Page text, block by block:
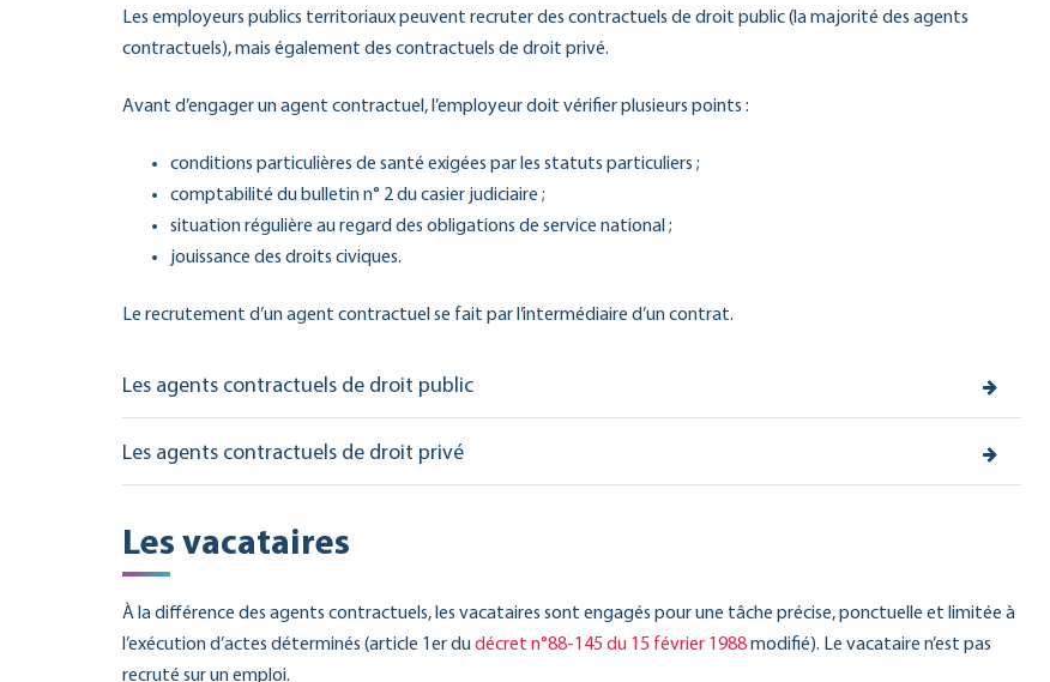
Les employeurs publics territoriaux peuvent recruter des contractuels de droit public (la majorité des agents
contractuels), mais également des contractuels de droit privé.
Avant d’engager un agent contractuel, l’employeur doit vérifier plusieurs points :
conditions particulières de santé exigées par les statuts particuliers ;
comptabilité du bulletin n° 2 du casier judiciaire ;
situation régulière au regard des obligations de service national ;
jouissance des droits civiques.
Le recrutement d’un agent contractuel se fait par l’intermédiaire d’un contrat.
Les agents contractuels de droit public
Les agents contractuels de droit privé
Les vacataires
À la différence des agents contractuels, les vacataires sont engagés pour une tâche précise, ponctuelle et limitée à
l’exécution d’actes déterminés (article 1er dudécret n°88-145 du 15 février 1988modifié). Le vacataire n’est pas
recruté sur un emploi.